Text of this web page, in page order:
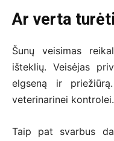
Ar verta
Šunų veisimas
išteklių. Veisėjas
elgseną ir
veterinarinei kontrolei.
Taip pat svarbus